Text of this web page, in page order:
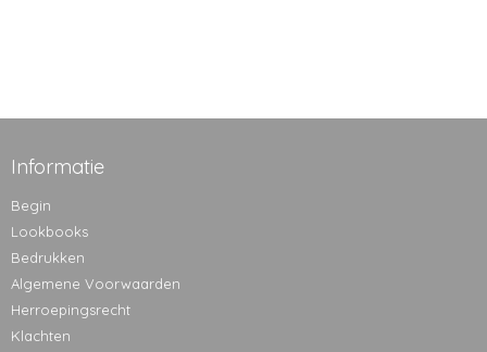
Informatie
Begin
Lookbooks
Bedrukken
Algemene Voorwaarden
Herroepingsrecht
Klachten